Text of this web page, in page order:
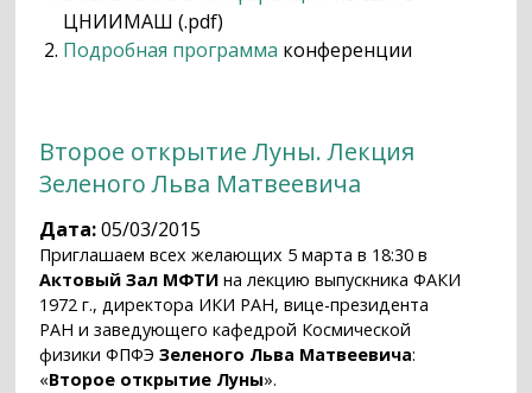
ЦНИИМАШ (.pdf)
Подробная программа конференции
Второе открытие Луны. Лекция
Зеленого Льва Матвеевича
Дата:05/03/2015
Приглашаем всех желающих 5 марта в 18:30 в
Актовый Зал МФТИ на лекцию выпускника ФАКИ
1972 г., директора ИКИ РАН, вице-президента
РАН и заведующего кафедрой Космической
физики ФПФЭЗеленого Льва Матвеевича:
«Второе открытие Луны».